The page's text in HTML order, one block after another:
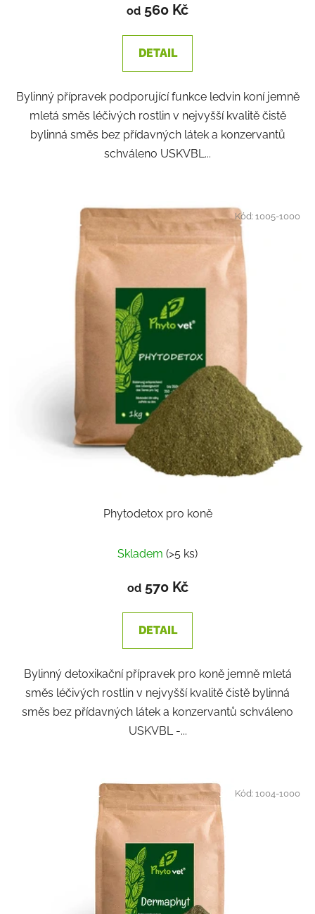
od 560 Kč
DETAIL
Bylinný přípravek podporující funkce ledvin koní jemně
mletá směs léčivých rostlin v nejvyšší kvalitě čistě
bylinná směs bez přídavných látek a konzervantů
schváleno USKVBL...
Phytodetox pro koně
Skladem (>5 ks)
od570 Kč
DETAIL
Bylinný detoxikační přípravek pro koně jemně mletá
směs léčivých rostlin v nejvyšší kvalitě čistě bylinná
směs bez přídavných látek a konzervantů schváleno
USKVBL -...
Kód:1005-1000
Kód:1004-1000